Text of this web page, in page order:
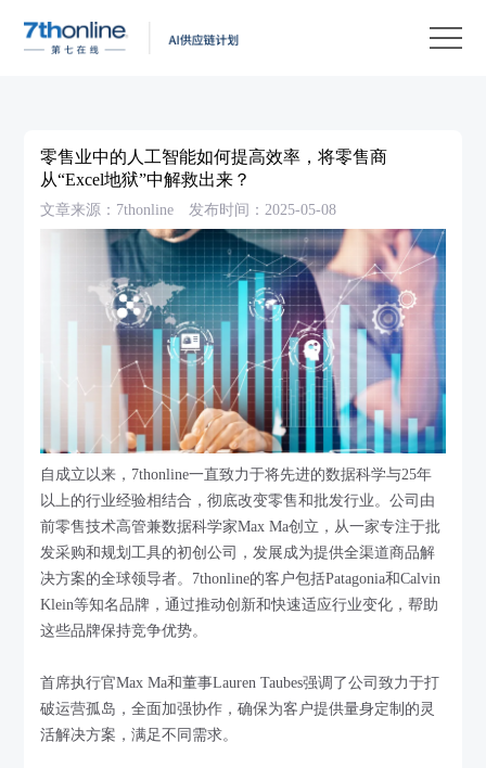
零售业中的人工智能如何提高效率，将零售商
从“Excel地狱”中解救出来？
文章来源：7thonline 发布时间：2025-05-08
自成立以来，7thonline一直致力于将先进的数据科学与25年
以上的行业经验相结合，彻底改变零售和批发行业。公司由
前零售技术高管兼数据科学家Max Ma创立，从一家专注于批
发采购和规划工具的初创公司，发展成为提供全渠道商品解
决方案的全球领导者。7thonline的客户包括Patagonia和Calvin
Klein等知名品牌，通过推动创新和快速适应行业变化，帮助
这些品牌保持竞争优势。
首席执行官Max Ma和董事Lauren Taubes强调了公司致力于打
破运营孤岛，全面加强协作，确保为客户提供量身定制的灵
活解决方案，满足不同需求。